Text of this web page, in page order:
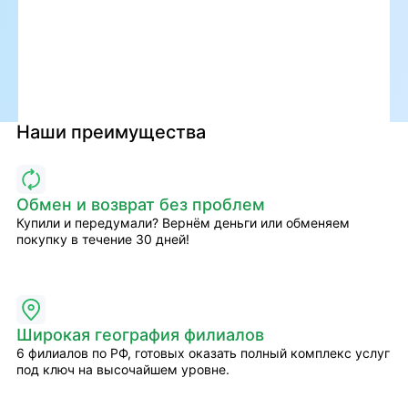
Наши преимущества
Обмен и возврат без проблем
Купили и передумали? Вернём деньги или обменяем
покупку в течение 30 дней!
Широкая география филиалов
6 филиалов по РФ, готовых оказать полный комплекс услуг
под ключ на высочайшем уровне.